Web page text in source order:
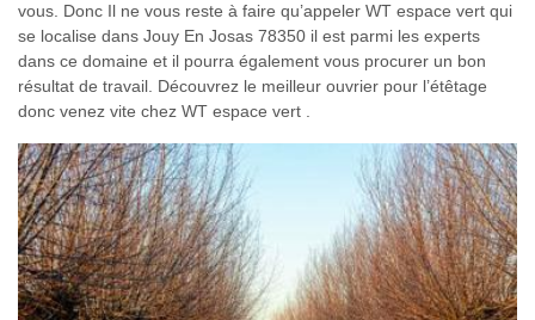
vous. Donc Il ne vous reste à faire qu’appeler WT espace vert qui
se localise dans Jouy En Josas 78350 il est parmi les experts
dans ce domaine et il pourra également vous procurer un bon
résultat de travail. Découvrez le meilleur ouvrier pour l’étêtage
donc venez vite chez WT espace vert .